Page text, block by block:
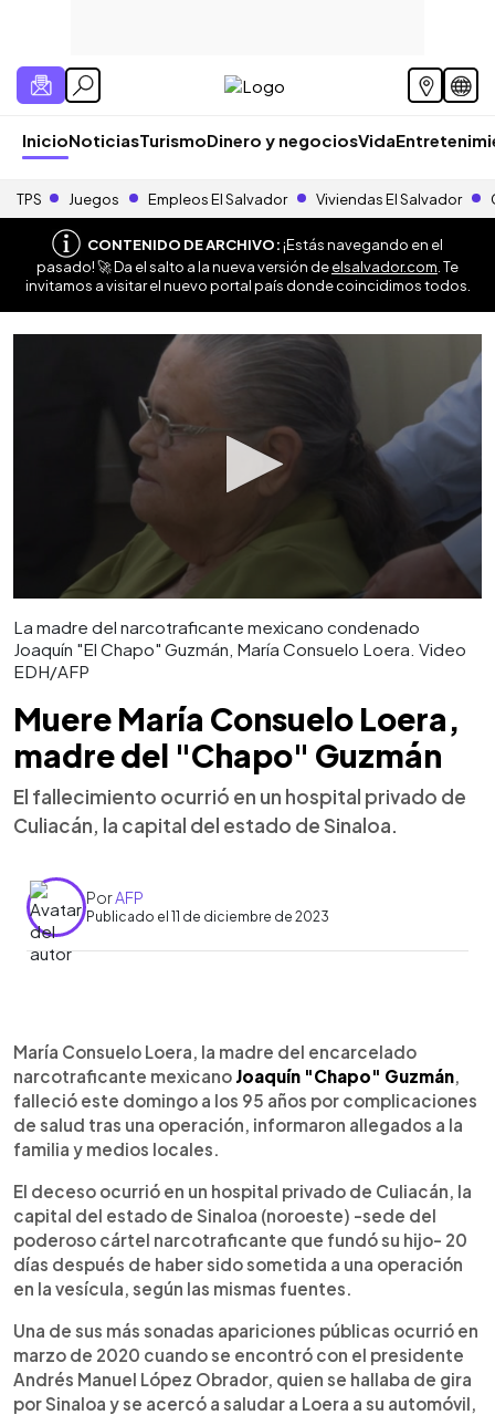
InicioNoticiasTurismoDinero y negociosVida
TPS Juegos Empleos El Salvador Viviendas El Salvador
CONTENIDO DE ARCHIVO:¡Estás navegando en el
pasado! 🚀 Da el salto a la nueva versión deelsalvador.com . Te
invitamos a visitar el nuevo portal país donde coincidimos todos.
La madre del narcotraficante mexicano condenado
Joaquín "El Chapo" Guzmán, María Consuelo Loera. Video
EDH/AFP
Muere María Consuelo Loera,
madre del "Chapo" Guzmán
El fallecimiento ocurrió en un hospital privado de
Culiacán, la capital del estado de Sinaloa.
PorAFP
Publicado el 11 de diciembre de 2023
► Escuchar artículo
María Consuelo Loera, la madre del encarcelado
narcotraficante mexicano Joaquín "Chapo" Guzmán
falleció este domingo a los 95 años por complicaciones
de salud tras una operación, informaron allegados a la
familia y medios locales.
El deceso ocurrió en un hospital privado de Culiacán, la
capital del estado de Sinaloa (noroeste) -sede del
poderoso cártel narcotraficante que fundó su hijo- 20
días después de haber sido sometida a una operación
en la vesícula, según las mismas fuentes.
Una de sus más sonadas apariciones públicas ocurrió en
marzo de 2020 cuando se encontró con el presidente
Andrés Manuel López Obrador, quien se hallaba de gira
por Sinaloa y se acercó a saludar a Loera a su automóvil,